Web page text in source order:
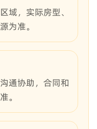
域，实际房型、
为准。
通协助，合同和
。